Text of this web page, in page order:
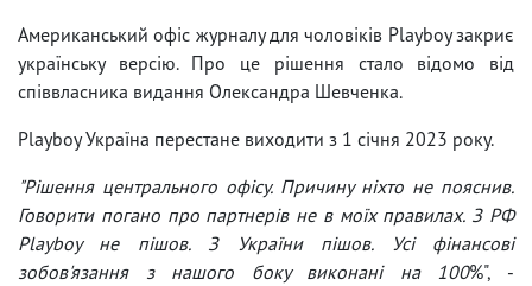
Американський офіс журналу для чоловіків Playboy закриє
українську версію. Про це рішення стало відомо від
співвласника видання Олександра Шевченка.
Playboy Україна перестане виходити з 1 січня 2023 року.
"Рішення центрального офісу. Причину ніхто не пояснив.
Говорити погано про партнерів не в моїх правилах. З РФ
Playboy не пішов. З України пішов. Усі фінансові
зобов'язання з нашого боку виконані на 100%", -